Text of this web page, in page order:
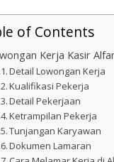
of Contents
Kerja Kasir
Detail Lowongan Kerja
Kualifikasi Pekerja
Detail Pekerjaan
Ketrampilan Pekerja
Tunjangan Karyawan
Dokumen Lamaran